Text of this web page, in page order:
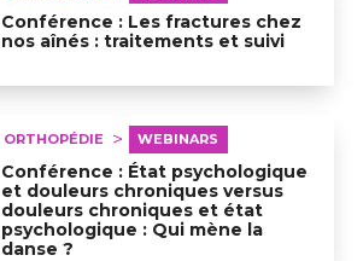
Conférence : Les fractures chez
nos aînés : traitements et suivi
ORTHOPÉDIE WEBINARS
Conférence : État psychologique
et douleurs chroniques versus
douleurs chroniques et état
psychologique : Qui mène la
danse ?